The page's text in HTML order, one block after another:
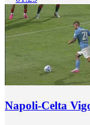
Napoli-Celta